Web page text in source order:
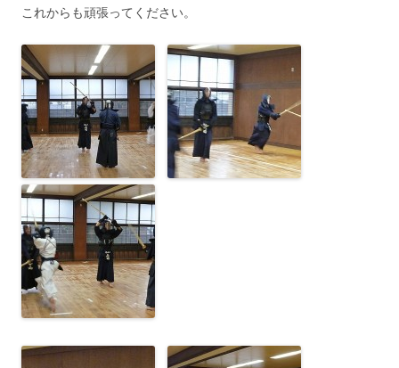
これからも頑張ってください。